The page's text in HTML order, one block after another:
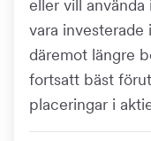
eller vill
vara investerade i
däremot längre
fortsatt bäst
placeringar i